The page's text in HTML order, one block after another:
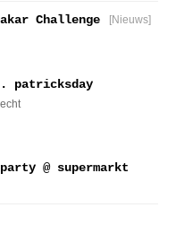
Challenge [Nieuws]
patricksday
@ supermarkt